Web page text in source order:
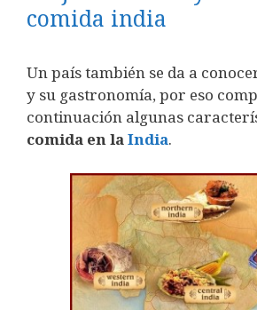
comida india
Un país también se da a
y su gastronomía, por eso
continuación algunas
comida en laIndia.